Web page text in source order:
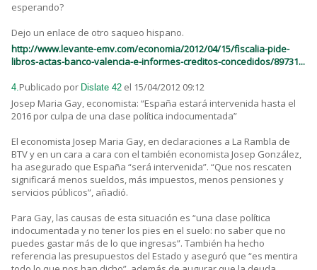
esperando?
Dejo un enlace de otro saqueo hispano.
http://www.levante-emv.com/economia/2012/04/15/fiscalia-pide-
libros-actas-banco-valencia-e-informes-creditos-concedidos/89731...
4.Publicado por Dislate 42 el 15/04/2012 09:12
Josep Maria Gay, economista: “España estará intervenida hasta el
2016 por culpa de una clase política indocumentada”
El economista Josep Maria Gay, en declaraciones a La Rambla de
BTV y en un cara a cara con el también economista Josep González,
ha asegurado que España “será intervenida”. “Que nos rescaten
significará menos sueldos, más impuestos, menos pensiones y
servicios públicos”, añadió.
Para Gay, las causas de esta situación es “una clase política
indocumentada y no tener los pies en el suelo: no saber que no
puedes gastar más de lo que ingresas”. También ha hecho
referencia las presupuestos del Estado y aseguró que “es mentira